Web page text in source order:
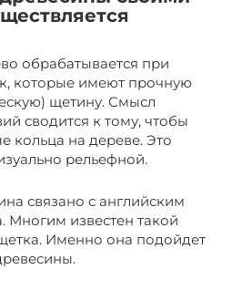
обрабатывается при
которые имеют прочную
щетину. Смысл
сводится к тому, чтобы
кольца на дереве. Это
рельефной.
связано с английским
известен такой
Именно она подойдет